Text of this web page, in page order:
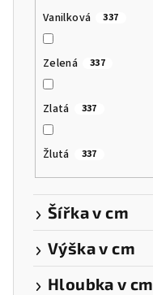
Vanilková 337
Zelená 337
Zlatá 337
Žlutá 337
Šířka v cm
Výška v cm
Hloubka v cm